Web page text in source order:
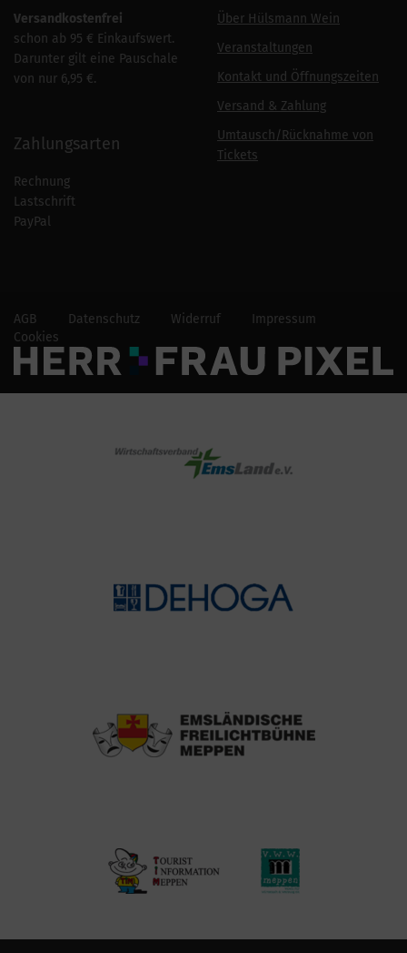
Versandkostenfrei
schon ab 95 € Einkaufswert.
Darunter gilt eine Pauschale
von nur 6,95 €.
Zahlungsarten
Rechnung
Lastschrift
PayPal
Über Hülsmann Wein
Veranstaltungen
Kontakt und Öffnungszeiten
Versand & Zahlung
Umtausch/Rücknahme von
Tickets
AGB Datenschutz Widerruf
Impressum
Cookies